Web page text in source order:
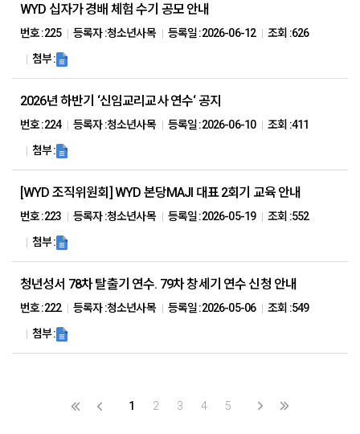
WYD 십자가 경배 체험 수기 공모 안내
번호 :225 등록자 :청소년사목 등록일 :2026-06-12 조회 :626
첨부 :
2026년 하반기 ‘신임교리교사 연수‘ 공지
번호 :224 등록자 :청소년사목 등록일 :2026-06-10 조회 :411
첨부 :
[WYD 조직위원회] WYD 본당MAJI 대표 2회기 교육 안내
번호 :223 등록자 :청소년사목 등록일 :2026-05-19 조회 :552
첨부 :
청년성서 78차 탈출기 연수. 79차 창세기 연수 신청 안내
번호 :222 등록자 :청소년사목 등록일 :2026-05-06 조회 :549
첨부 :
1 2 3 4 5